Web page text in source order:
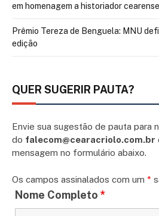
em homenagem a historiador cearense
Prêmio Tereza de Benguela: MNU
edição
QUER SUGERIR PAUTA?
Envie sua sugestão de pauta para
do falecom@cearacriolo.com.br
mensagem no formulário abaixo.
Os campos assinalados com um *
Nome Completo *